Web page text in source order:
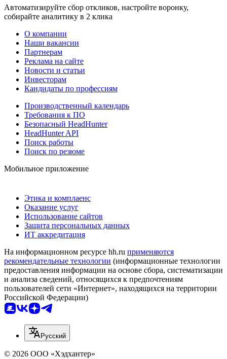
Автоматизируйте сбор откликов, настройте воронку,
собирайте аналитику в 2 клика
О компании
Наши вакансии
Партнерам
Реклама на сайте
Новости и статьи
Инвесторам
Кандидаты по профессиям
Производственный календарь
Требования к ПО
Безопасный HeadHunter
HeadHunter API
Поиск работы
Поиск по резюме
Мобильное приложение
Этика и комплаенс
Оказание услуг
Использование сайтов
Защита персональных данных
ИТ аккредитация
На информационном ресурсе hh.ru применяются
рекомендательные технологии (информационные технологии
предоставления информации на основе сбора, систематизации
и анализа сведений, относящихся к предпочтениям
пользователей сети «Интернет», находящихся на территории
Российской Федерации)
Русский
© 2026 ООО «Хэдхантер»